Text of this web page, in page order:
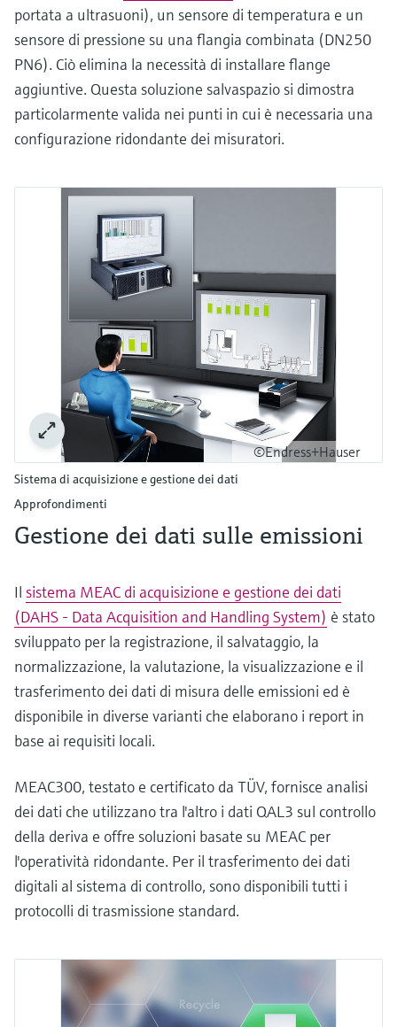
portata a ultrasuoni), un sensore di temperatura e un
sensore di pressione su una flangia combinata (DN250
PN6). Ciò elimina la necessità di installare flange
aggiuntive. Questa soluzione salvaspazio si dimostra
particolarmente valida nei punti in cui è necessaria una
configurazione ridondante dei misuratori.
©Endress+Hauser
Sistema di acquisizione e gestione dei dati
Approfondimenti
Gestione dei dati sulle emissioni
Il sistema MEAC di acquisizione e gestione dei dati
(DAHS - Data Acquisition and Handling System) è stato
sviluppato per la registrazione, il salvataggio, la
normalizzazione, la valutazione, la visualizzazione e il
trasferimento dei dati di misura delle emissioni ed è
disponibile in diverse varianti che elaborano i report in
base ai requisiti locali.
MEAC300, testato e certificato da TÜV, fornisce analisi
dei dati che utilizzano tra l'altro i dati QAL3 sul controllo
della deriva e offre soluzioni basate su MEAC per
l'operatività ridondante. Per il trasferimento dei dati
digitali al sistema di controllo, sono disponibili tutti i
protocolli di trasmissione standard.